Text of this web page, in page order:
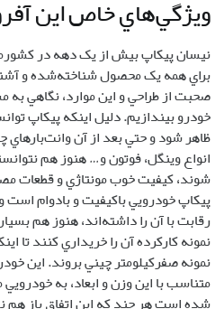
نمونه صفر‌کيلومتر چيني بروند. اين
متناسب با اين وزن و ابعاد، به خودرويي
شده است هر چند که اين اتفاق باز هم
براي برنامه‌هايآفرودي، کمتر است.
نيست و از طرفي کيفيت سواري و
مي‌شود تا ايمني و تعادل خودرو در
باشد. ضمن اينکه فضاي صندلي‌هاي عقب
وانت‌بار بودن باز هم قابل تحمل است و
زماني به يکي از خودرو‌هاي بسيار
تعداد زيادي درحال وارد شدن به
مزايده‌اي و اسقاطي است که همين
آفرودي بيشتر کرده است.
ويژگي‌هاي فني و حرکتي